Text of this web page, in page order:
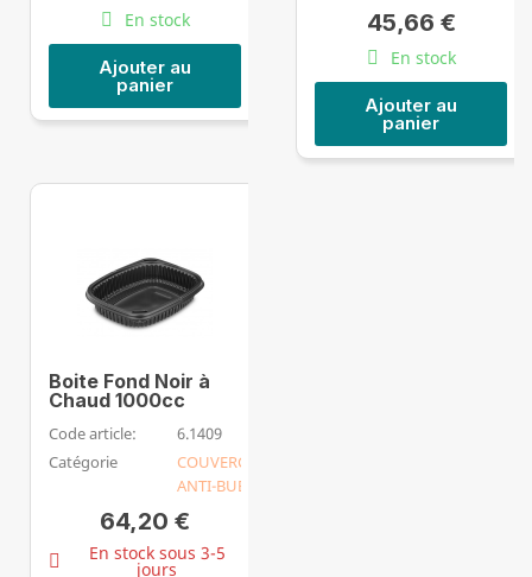
En stock
Ajouter au
panier
45,66 €
En stock
Ajouter au
panier
Boite Fond Noir à
Chaud 1000cc
Code article:
6.1409
Catégorie
COUVERCLE
ANTI-BUEE
64,20 €
En stock sous 3-5
jours